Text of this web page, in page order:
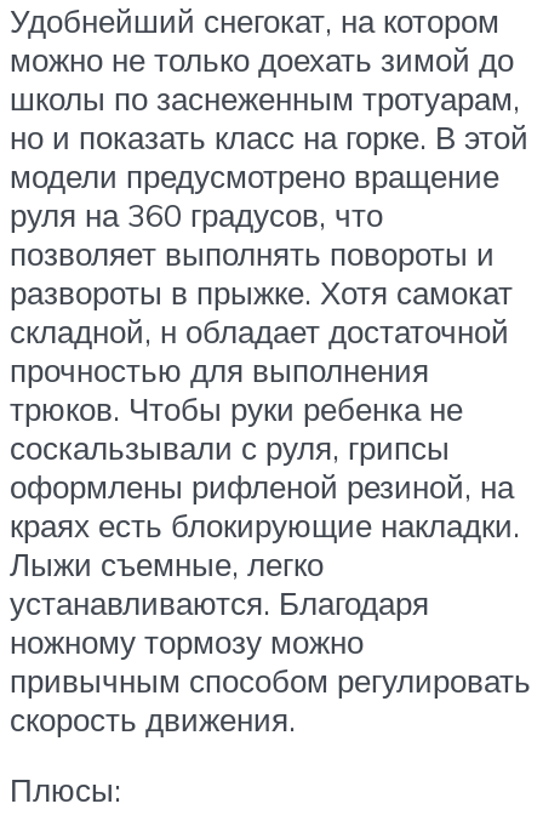
Удобнейший снегокат, на котором
можно не только доехать зимой до
школы по заснеженным тротуарам,
но и показать класс на горке. В этой
модели предусмотрено вращение
руля на 360 градусов, что
позволяет выполнять повороты и
развороты в прыжке. Хотя самокат
складной, н обладает достаточной
прочностью для выполнения
трюков. Чтобы руки ребенка не
соскальзывали с руля, грипсы
оформлены рифленой резиной, на
краях есть блокирующие накладки.
Лыжи съемные, легко
устанавливаются. Благодаря
ножному тормозу можно
привычным способом регулировать
скорость движения.
Плюсы: